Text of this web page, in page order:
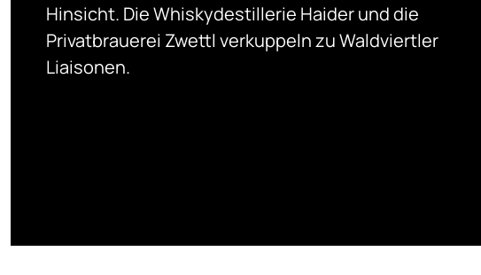
Hinsicht. Die Whiskydestillerie Haider und die
Privatbrauerei Zwettl verkuppeln zu Waldviertler
Liaisonen.